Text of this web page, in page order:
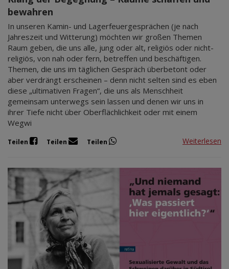
bewahren
In unseren Kamin- und Lagerfeuergesprächen (je nach
Jahreszeit und Witterung) möchten wir großen Themen
Raum geben, die uns alle, jung oder alt, religiös oder nicht-
religiös, von nah oder fern, betreffen und beschäftigen.
Themen, die uns im täglichen Gespräch überbetont oder
aber verdrängt erscheinen – denn nicht selten sind es eben
diese „ultimativen Fragen“, die uns als Menschheit
gemeinsam unterwegs sein lassen und denen wir uns in
ihrer Tiefe nicht über Oberflächlichkeit oder mit einem
Wegwi
Teilen Teilen Teilen Weiterlesen